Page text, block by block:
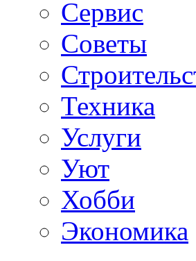
Сервис
Советы
Техника
Услуги
Уют
Хобби
Экономика